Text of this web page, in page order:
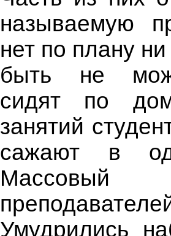
называемую
нет по плану
быть не
сидят по
занятий
сажают в
Умудрились